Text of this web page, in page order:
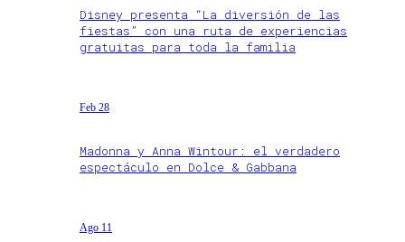
Disney presenta “La diversión de las
fiestas” con una ruta de experiencias
gratuitas para toda la familia
Feb 28
Madonna y Anna Wintour: el verdadero
espectáculo en Dolce & Gabbana
Ago 11